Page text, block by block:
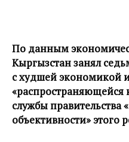
По данным
Кыргызстан занял
с худшей экономикой
«распространяющейся
службы правительства
объективности» этого